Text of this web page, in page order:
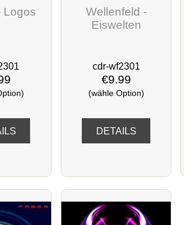
Logos
Wellenfeld -
Eiswelten
cdr-wf2301
€9.99
(wähle Option)
DETAILS